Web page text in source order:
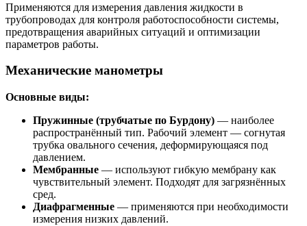
Применяются для измерения давления жидкости в
трубопроводах для контроля работоспособности системы,
предотвращения аварийных ситуаций и оптимизации
параметров работы.
Механические манометры
Основные виды:
Пружинные (трубчатые по Бурдону) — наиболее
распространённый тип. Рабочий элемент — согнутая
трубка овального сечения, деформирующаяся под
давлением.
Мембранные — используют гибкую мембрану как
чувствительный элемент. Подходят для загрязнённых
сред.
Диафрагменные — применяются при необходимости
измерения низких давлений.